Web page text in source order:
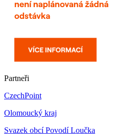
Partneři
CzechPoint
Olomoucký kraj
Svazek obcí Povodí Loučka